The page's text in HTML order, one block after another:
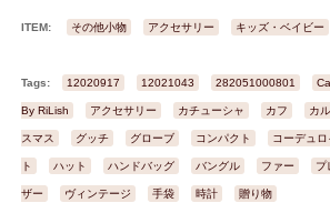
ITEM: その他小物 アクセサリー キッズ・ベイビー
Tags: 12020917 12021043 282051000801
By RiLish アクセサリー カチューシャ カフ カ
スマス グッチ グローブ コンパクト コーデュロ
ト ハット ハンドバッグ バングル ファー プ
ザー ヴィンテージ 手袋 時計 贈り物